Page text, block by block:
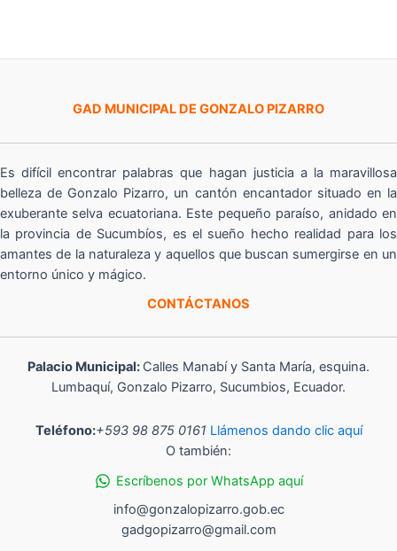
GAD MUNICIPAL DE GONZALO PIZARRO
Es difícil encontrar palabras que hagan justicia a la maravillosa
belleza de Gonzalo Pizarro, un cantón encantador situado en la
exuberante selva ecuatoriana. Este pequeño paraíso, anidado en
la provincia de Sucumbíos, es el sueño hecho realidad para los
amantes de la naturaleza y aquellos que buscan sumergirse en un
entorno único y mágico.
CONTÁCTANOS
Palacio Municipal: Calles Manabí y Santa María, esquina.
Lumbaquí, Gonzalo Pizarro, Sucumbios, Ecuador.
Teléfono:+593 98 875 0161 Llámenos dando clic aquí
O también:
Escríbenos por WhatsApp aquí
info@gonzalopizarro.gob.ec
gadgopizarro@gmail.com